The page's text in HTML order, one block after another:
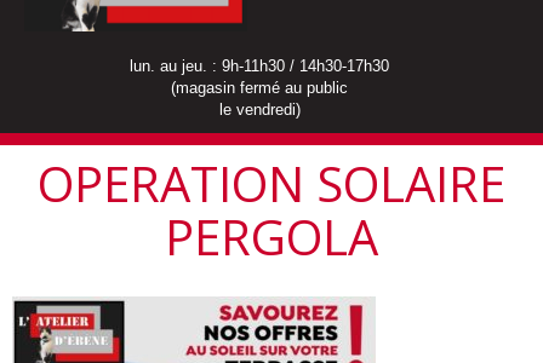
lun. au jeu. : 9h-11h30 / 14h30-17h30
(magasin fermé au public
le vendredi)
OPERATION SOLAIRE
PERGOLA